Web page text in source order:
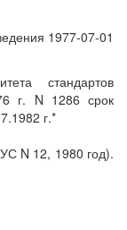
1977-07-01
стандартов
г. N 1286 срок
г.*
N 12, 1980 год).